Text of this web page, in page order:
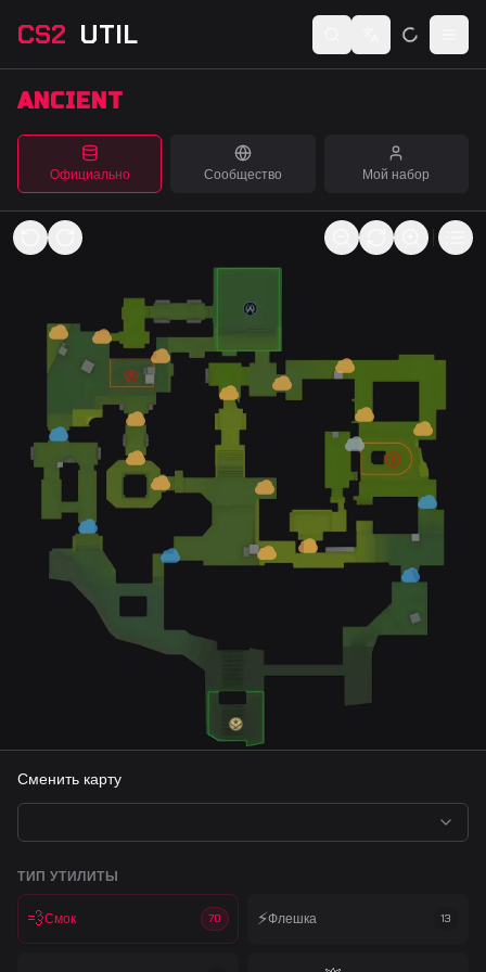
CS2 UTIL Switch language
ANCIENT
Официально Сообщество Мой набор
Сменить карту
ТИП УТИЛИТЫ
💨Смок 70 ⚡Флешка 13